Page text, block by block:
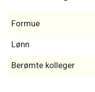
Formue
Lønn
Berømte kolleger